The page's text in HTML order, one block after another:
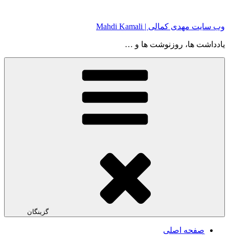
محتوا
وب سایت مهدی کمالی | Mahdi Kamali
یادداشت ها، روزنوشت ها و …
گزینگان
صفحه اصلی